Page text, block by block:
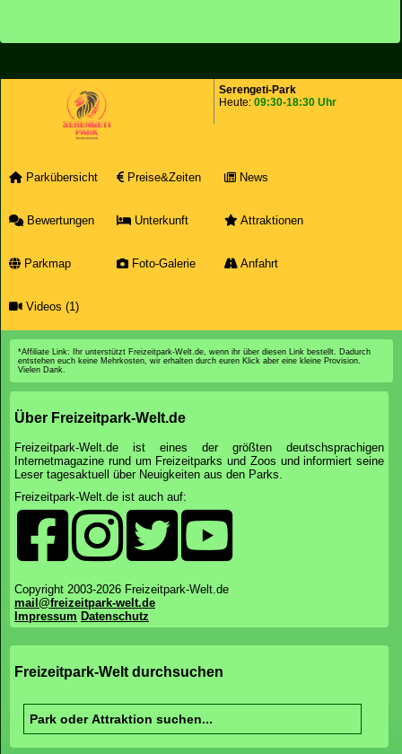
Serengeti-Park
Heute: 09:30-18:30 Uhr
Parkübersicht Preise&Zeiten News
Bewertungen Unterkunft Attraktionen
Parkmap Foto-Galerie Anfahrt
Videos (1)
*Affiliate Link: Ihr unterstützt Freizeitpark-Welt.de, wenn ihr über diesen Link bestellt. Dadurch
entstehen euch keine Mehrkosten, wir erhalten durch euren Klick aber eine kleine Provision.
Vielen Dank.
Über Freizeitpark-Welt.de
Freizeitpark-Welt.de ist eines der größten deutschsprachigen
Internetmagazine rund um Freizeitparks und Zoos und informiert seine
Leser tagesaktuell über Neuigkeiten aus den Parks.
Freizeitpark-Welt.de ist auch auf:
Copyright 2003-2026 Freizeitpark-Welt.de
mail@freizeitpark-welt.de
Impressum Datenschutz
Freizeitpark-Welt durchsuchen